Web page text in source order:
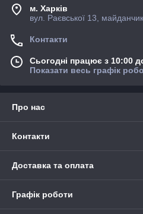
м. Харків
вул. Раєвської 13,
Контакти
Сьогодні працює з 10:00
Показати весь графік
Про нас
Контакти
Доставка та оплата
Графік роботи